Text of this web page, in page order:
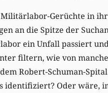
Gerüchte in
an die Spitze der
ein Unfall passiert
filtern, wie von
Robert-Schuman-
identifiziert? Oder wäre,